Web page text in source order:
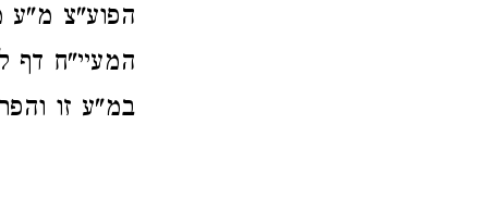
הפוע"צ
המעיי"ח
במ"ע זו